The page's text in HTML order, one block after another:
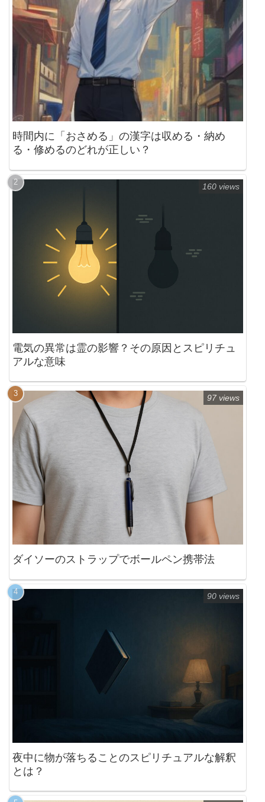
時間内に「おさめる」の漢字は収める・納め
る・修めるのどれが正しい？
電気の異常は霊の影響？その原因とスピリチュ
アルな意味
160 views
ダイソーのストラップでボールペン携帯法
97 views
夜中に物が落ちることのスピリチュアルな解釈
とは？
90 views